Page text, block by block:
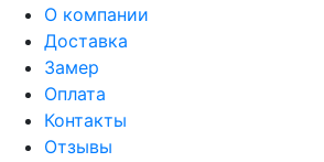
О компании
Доставка
Замер
Оплата
Контакты
Отзывы